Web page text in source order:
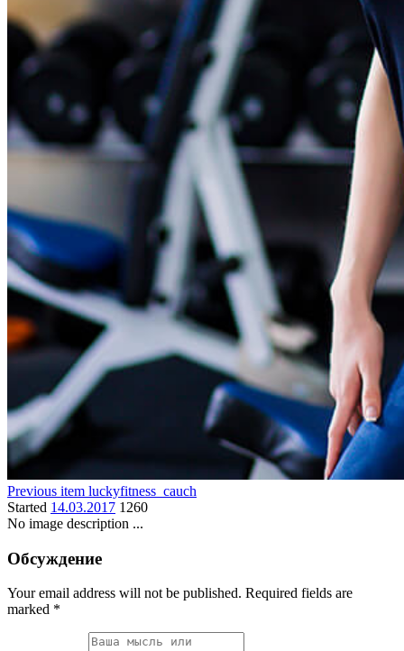
Previous item luckyfitness_cauch
Started 14.03.2017 1260
No image description ...
Обсуждение
Your email address will not be published. Required fields are
marked *